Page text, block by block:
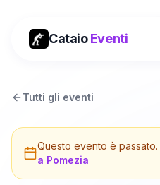
CataioEventi
Tutti gli eventi
Questo evento è passato.
a Pomezia